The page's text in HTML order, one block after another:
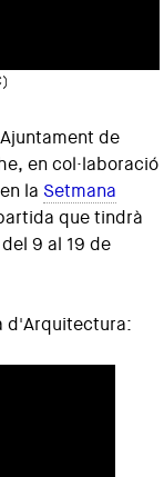
de
en col·laboració
la Setmana
que tindrà
9 al 19 de
d'Arquitectura: